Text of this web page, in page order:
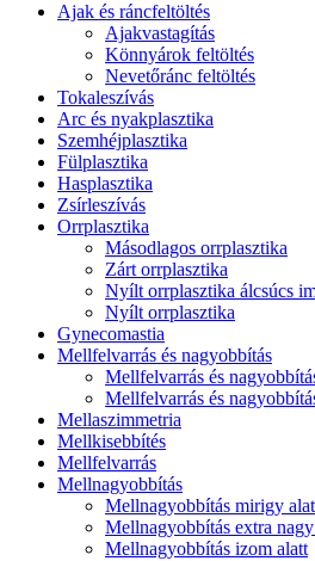
Ajak és ráncfeltöltés
Ajakvastagítás
Könnyárok feltöltés
Nevetőránc feltöltés
Tokaleszívás
Arc és nyakplasztika
Szemhéjplasztika
Fülplasztika
Hasplasztika
Zsírleszívás
Orrplasztika
Másodlagos orrplasztika
Zárt orrplasztika
Nyílt orrplasztika álcsúcs
Nyílt orrplasztika
Gynecomastia
Mellfelvarrás és nagyobbítás
Mellfelvarrás és
Mellfelvarrás és
Mellaszimmetria
Mellkisebbítés
Mellfelvarrás
Mellnagyobbítás
Mellnagyobbítás mirigy
Mellnagyobbítás extra
Mellnagyobbítás izom alatt